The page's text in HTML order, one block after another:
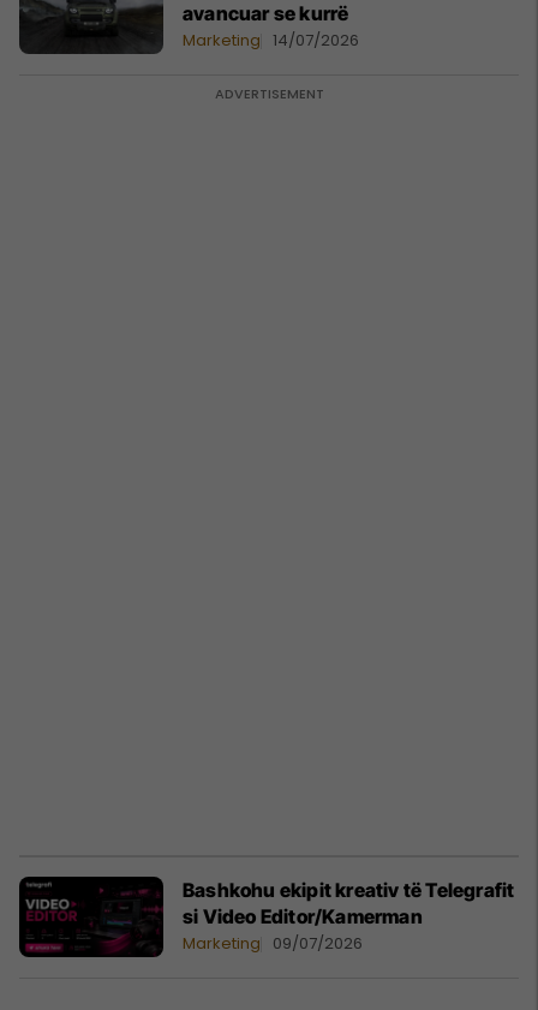
avancuar se kurrë
Marketing 14/07/2026
Bashkohu ekipit kreativ të Telegrafit
si Video Editor/Kamerman
Marketing 09/07/2026